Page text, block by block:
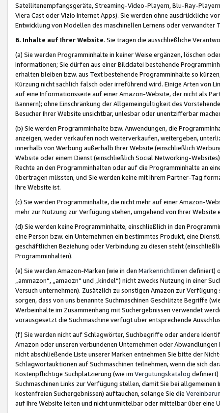
Satellitenempfangsgeräte, Streaming-Video-Playern, Blu-Ray-
Viera Cast oder Vizio Internet Apps). Sie werden ohne ausdrückliche
Entwicklung von Modellen des maschinellen Lernens oder
6. Inhalte auf Ihrer Website. Sie tragen die ausschließliche
(a) Sie werden Programminhalte in keiner Weise ergänzen, löschen
Informationen; Sie dürfen aus einer Bilddatei bestehende
erhalten bleiben bzw. aus Text bestehende Programminhalte so
Kürzung nicht sachlich falsch oder irreführend wird. Einige Arten von
auf eine Informationsseite auf einer Amazon-Website, der nicht als
Bannern); ohne Einschränkung der Allgemeingültigkeit des
Besucher Ihrer Website unsichtbar, unlesbar oder unentzifferbar
(b) Sie werden Programminhalte bzw. Anwendungen, die
anzeigen, weder verkaufen noch weiterverkaufen, weitergeben,
innerhalb von Werbung außerhalb Ihrer Website (einschließlich
Website oder einem Dienst (einschließlich Social Networking-
Rechte an den Programminhalten oder auf die Programminhalte an
übertragen müssten, und Sie werden keine mit Ihrem Partner-Tag
Ihre Website ist.
(c) Sie werden Programminhalte, die nicht mehr auf einer Amazon-
mehr zur Nutzung zur Verfügung stehen, umgehend von Ihrer
(d) Sie werden keine Programminhalte, einschließlich in den
eine Person bzw. ein Unternehmen ein bestimmtes Produkt, eine
geschäftlichen Beziehung oder Verbindung zu diesen steht
Programminhalten).
(e) Sie werden Amazon-Marken (wie in den Markenrichtlinien definiert)
„ammazon“, „amaozn“ und „kindel“) nicht zwecks Nutzung in einer
Versuch unternehmen). Zusätzlich zu sonstigen Amazon zur
sorgen, dass von uns benannte Suchmaschinen Geschützte Begriffe
Werbeinhalte im Zusammenhang mit Suchergebnissen verwendet
vorausgesetzt die Suchmaschine verfügt über entsprechende
(f) Sie werden nicht auf Schlagwörter, Suchbegriffe oder andere
Amazon oder unseren verbundenen Unternehmen oder
nicht abschließende Liste unserer Marken entnehmen Sie bitte der
Schlagwortauktionen auf Suchmaschinen teilnehmen, wenn die sich
Kostenpflichtige Suchplatzierung (wie im Vergütungskatalog definiert)
Suchmaschinen Links zur Verfügung stellen, damit Sie bei
kostenfreien Suchergebnissen) auftauchen, solange Sie die
auf Ihre Website leiten und nicht unmittelbar oder mittelbar über eine